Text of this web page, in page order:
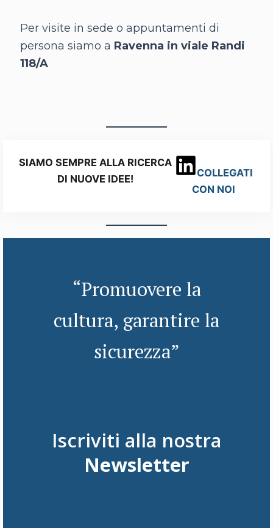
Per visite in sede o appuntamenti di
persona siamo a Ravenna in viale Randi
118/A
SIAMO SEMPRE ALLA RICERCA
DI NUOVE IDEE!
COLLEGATI
CON NOI
“Promuovere la
cultura, garantire la
sicurezza”
Iscriviti alla nostra
Newsletter